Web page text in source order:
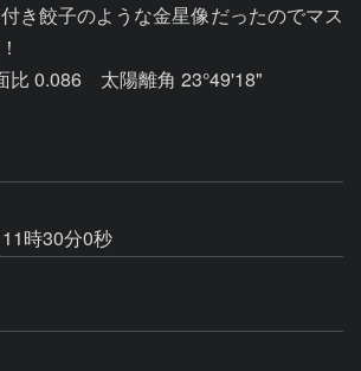
き餃子のような金星像だったのでマス
比 0.086　太陽離角 23°49'18"
時30分0秒